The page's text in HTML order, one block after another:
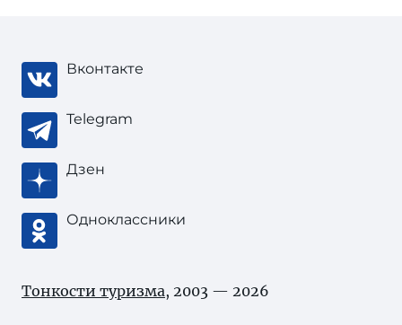
Вконтакте
Telegram
Дзен
Одноклассники
Тонкости туризма, 2003 — 2026